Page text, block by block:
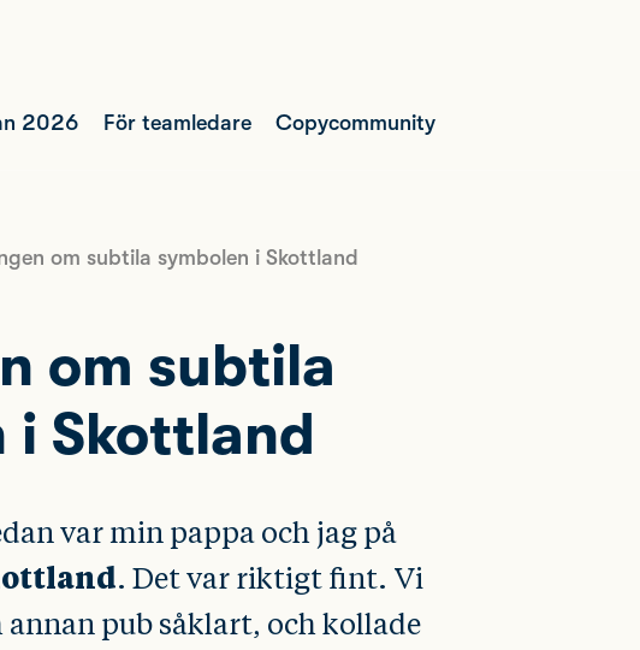
2026 För teamledare Copycommunity
om subtila symbolen i Skottland
om subtila
i Skottland
var min pappa och jag på
. Det var riktigt fint. Vi
annan pub såklart, och kollade